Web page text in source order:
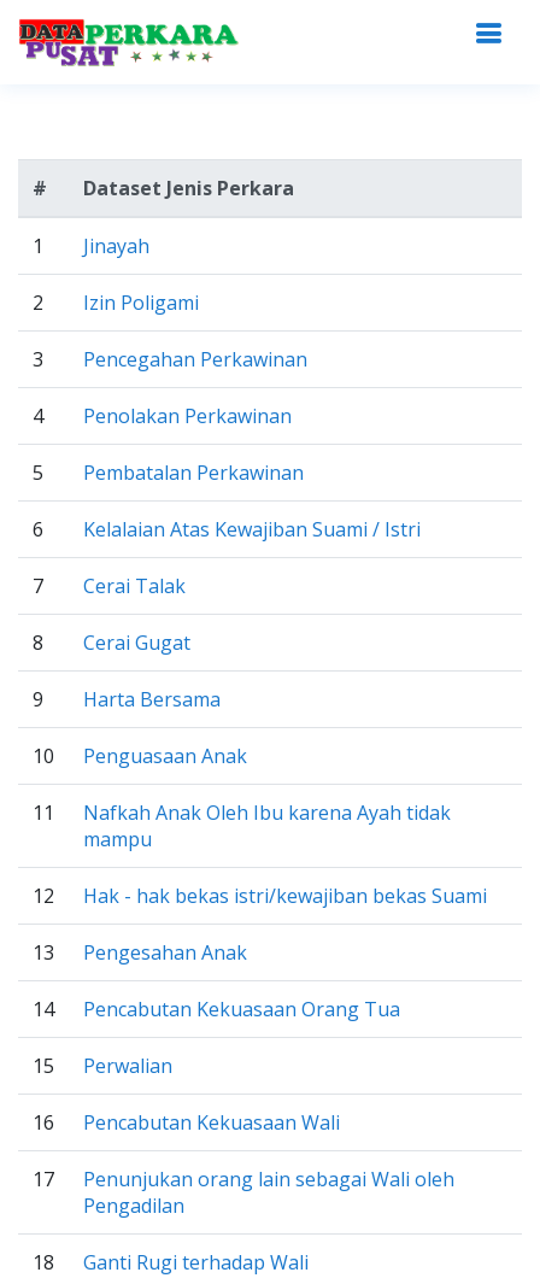
# Dataset Jenis Perkara
1 Jinayah
2 Izin Poligami
3 Pencegahan Perkawinan
4 Penolakan Perkawinan
5 Pembatalan Perkawinan
6 Kelalaian Atas Kewajiban Suami / Istri
7 Cerai Talak
8 Cerai Gugat
9 Harta Bersama
10 Penguasaan Anak
11
Nafkah Anak Oleh Ibu karena Ayah tidak
mampu
12 Hak - hak bekas istri/kewajiban bekas Suami
13 Pengesahan Anak
14 Pencabutan Kekuasaan Orang Tua
15 Perwalian
16 Pencabutan Kekuasaan Wali
17
Penunjukan orang lain sebagai Wali oleh
Pengadilan
18 Ganti Rugi terhadap Wali